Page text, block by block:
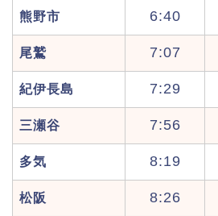
熊野市 6:40
尾鷲 7:07
紀伊長島 7:29
三瀬谷 7:56
多気 8:19
松阪 8:26